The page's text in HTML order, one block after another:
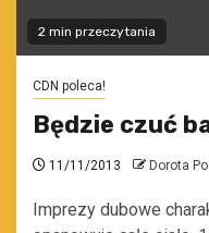
2 min przeczytania
CDN poleca!
Będzie czuć
11/11/2013 Dorota
Imprezy dubowe